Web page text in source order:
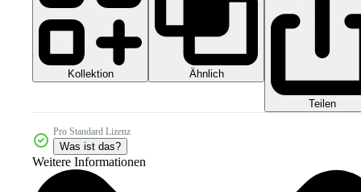
Kollektion Ähnlich
Teilen
Pro Standard Lizenz
Was ist das?
Weitere Informationen